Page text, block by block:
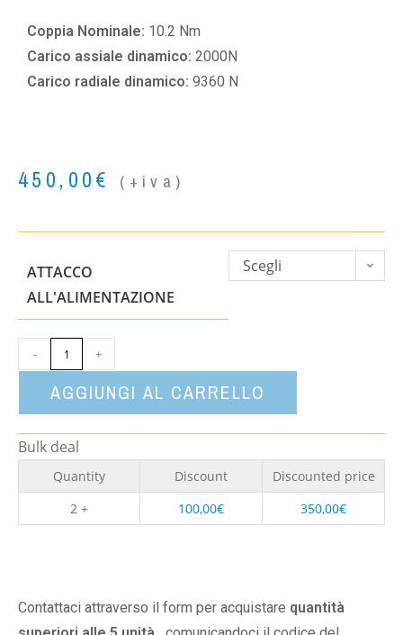
Coppia Nominale: 10.2 Nm
Carico assiale dinamico: 2000N
Carico radiale dinamico: 9360 N
450,00€ (+iva)
ATTACCO
ALL'ALIMENTAZIONE
Scegli
- +
AGGIUNGI AL CARRELLO
Bulk deal
Quantity Discount
Discounted price
2 +
100,00€ 350,00€
Contattaci attraverso il form per acquistare quantità